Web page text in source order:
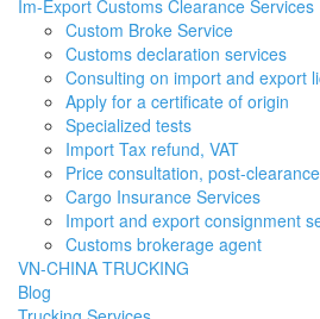
Im-Export Customs Clearance Services
Custom Broke Service
Customs declaration services
Consulting on import and export
Apply for a certificate of origin
Specialized tests
Import Tax refund, VAT
Price consultation, post-
Cargo Insurance Services
Import and export consignment
Customs brokerage agent
VN-CHINA TRUCKING
Blog